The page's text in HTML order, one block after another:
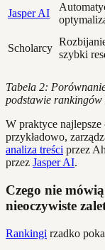
Jasper AI
Scholarcy
szybki
Tabela 2:
podstawie
W praktyce najlepsze
przykładowo,
analiza treści przez
przez Jasper AI.
Czego nie
nieoczywiste
Rankingi rzadko